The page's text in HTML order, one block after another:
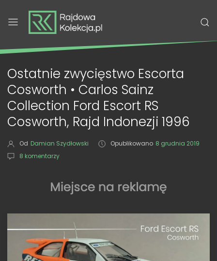
Ostatnie zwycięstwo Escorta
Cosworth • Carlos Sainz
Collection Ford Escort RS
Cosworth, Rajd Indonezji 1996
Od Damian Szydłowski Opublikowano 8 grudnia 2019
8 komentarzy